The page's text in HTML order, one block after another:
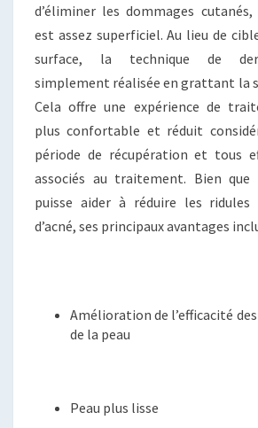
d’éliminer les dommages
est assez superficiel. Au lieu de
surface, la technique de
simplement réalisée en grattant la
Cela offre une expérience de
plus confortable et réduit
période de récupération et tous
associés au traitement. Bien que
puisse aider à réduire les
d’acné, ses principaux avantages
Amélioration de l’efficacité
de la peau
Peau plus lisse